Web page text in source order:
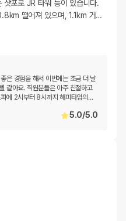
포로 JR 타워 등이 있습니다.
떨어져 있으며, 1.1km 거…
은 경험을 해서 이번에는 조금 더 날
같아요. 직원분들은 아주 친절하고
에 2시부터 8시까지 해피타임의 …
5.0/5.0